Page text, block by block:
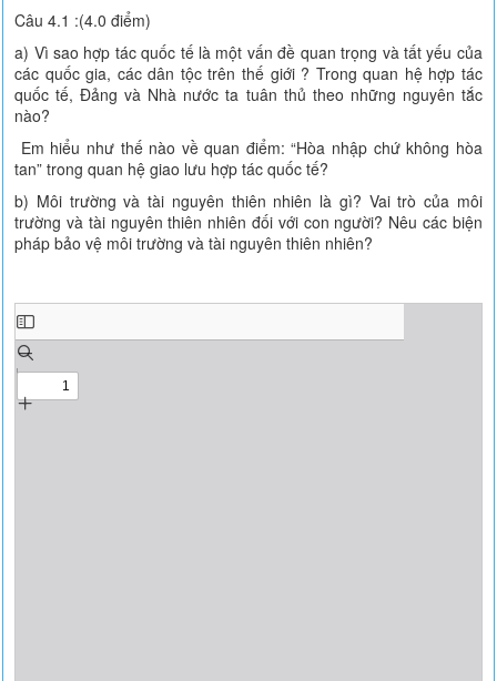
Câu 4.1 :(4.0 điểm)
a) Vì sao hợp tác quốc tế là một vấn đề quan trọng và tất yếu của
các quốc gia, các dân tộc trên thế giới ? Trong quan hệ hợp tác
quốc tế, Đảng và Nhà nước ta tuân thủ theo những nguyên tắc
nào?
Em hiểu như thế nào về quan điểm: “Hòa nhập chứ không hòa
tan” trong quan hệ giao lưu hợp tác quốc tế?
b) Môi trường và tài nguyên thiên nhiên là gì? Vai trò của môi
trường và tài nguyên thiên nhiên đối với con người? Nêu các biện
pháp bảo vệ môi trường và tài nguyên thiên nhiên?